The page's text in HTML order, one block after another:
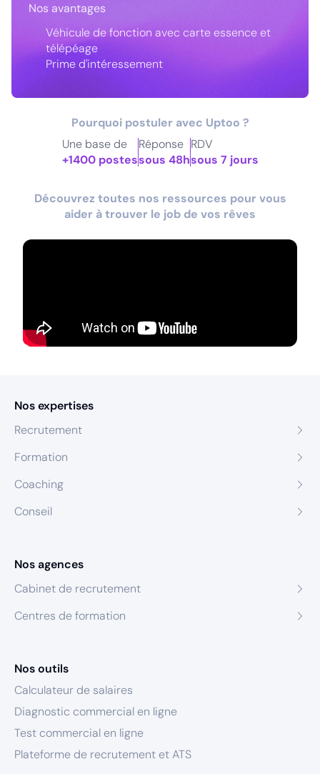
Nos avantages
Véhicule de fonction avec carte essence et
télépéage
Prime d'intéressement
Pourquoi postuler avec Uptoo ?
Une base de
+1400 postes
Réponse
sous 48h
RDV
sous 7 jours
Découvrez toutes nos ressources pour vous
aider à trouver le job de vos rêves
Nos expertises
Recrutement
Formation
Coaching
Conseil
Nos agences
Cabinet de recrutement
Centres de formation
Nos outils
Calculateur de salaires
Diagnostic commercial en ligne
Test commercial en ligne
Plateforme de recrutement et ATS